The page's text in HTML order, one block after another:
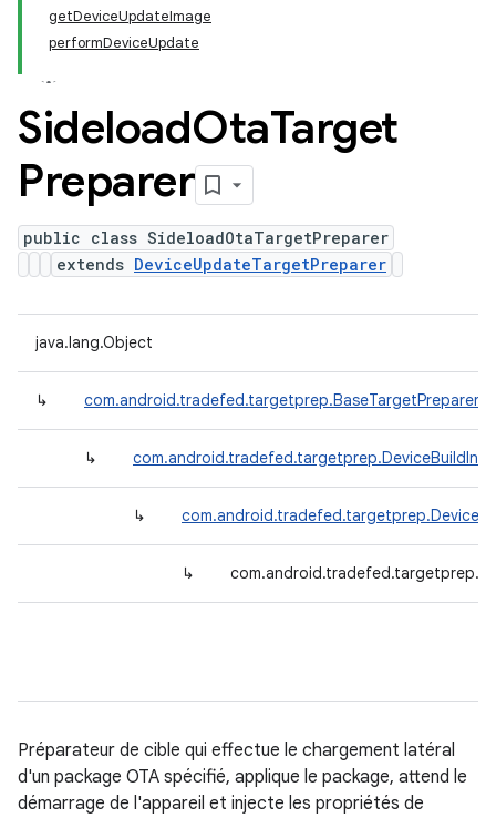
getDeviceUpdateImage
performDeviceUpdate
SideloadOtaTarget
Preparer
public class SideloadOtaTargetPreparer
extends DeviceUpdateTargetPreparer
java.lang.Object
↳ com.android.tradefed.targetprep.BaseTargetPreparer
↳
↳
↳
Préparateur de cible qui effectue le chargement latéral
d'un package OTA spécifié, applique le package, attend le
démarrage de l'appareil et injecte les propriétés de